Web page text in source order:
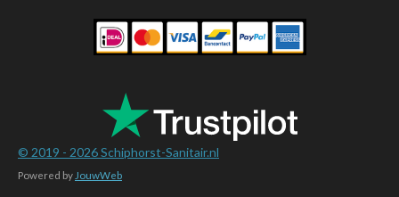
e
b
o
t
e
r
t
a
g
t
s
A
© 2019 - 2026Schiphorst-Sanitair.nl
Powered by JouwWeb